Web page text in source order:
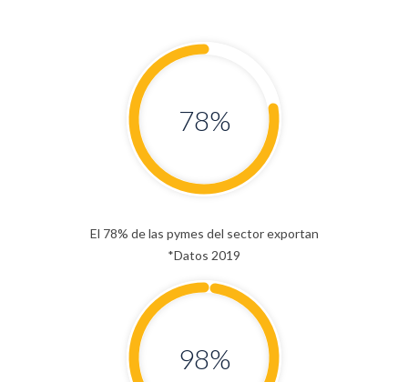
78%
El 78% de las pymes del sector exportan
*Datos 2019
98%